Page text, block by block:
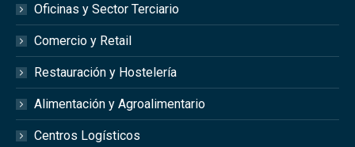
Oficinas y Sector Terciario
Comercio y Retail
Restauración y Hostelería
Alimentación y Agroalimentario
Centros Logísticos